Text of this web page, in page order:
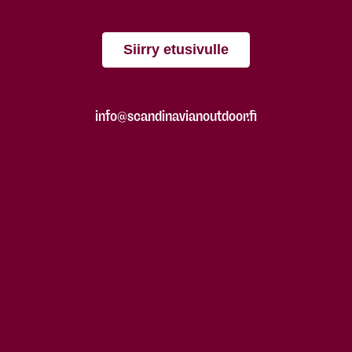
Siirry etusivulle
info@scandinavianoutdoor.fi